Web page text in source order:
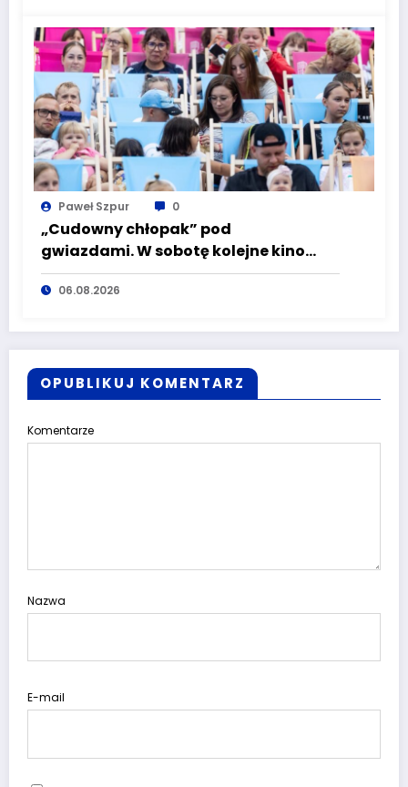
Paweł Szpur 0
„Cudowny chłopak” pod
gwiazdami. W sobotę kolejne kino
plenerowe w Aqua Zdroju
06.08.2026
OPUBLIKUJ KOMENTARZ
Komentarze
Nazwa
E-mail